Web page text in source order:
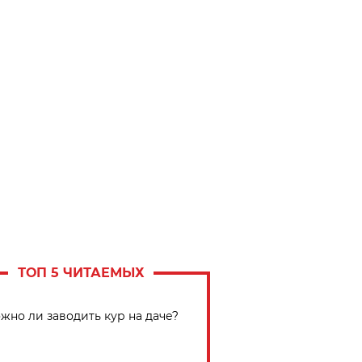
ТОП 5 ЧИТАЕМЫХ
ли заводить кур на даче?